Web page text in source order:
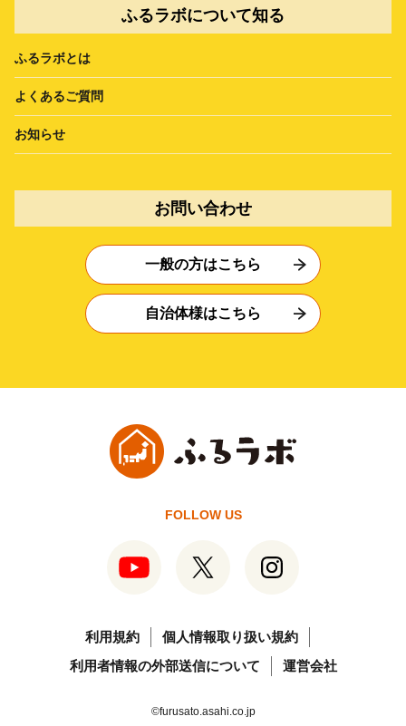
ふるラボについて知る
ふるラボとは
よくあるご質問
お知らせ
お問い合わせ
一般の方はこちら
自治体様はこちら
FOLLOW US
利用規約
個人情報取り扱い規約
利用者情報の外部送信について
運営会社
©furusato.asahi.co.jp